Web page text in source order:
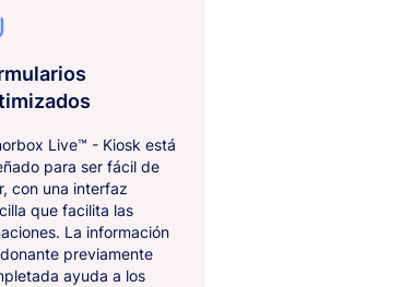
Live™ - Kiosk está
para ser fácil de
con una interfaz
que facilita las
La información
previamente
ayuda a los